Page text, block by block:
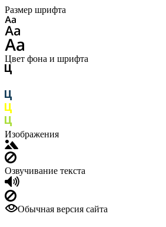
Размер шрифта
Цвет фона и шрифта
Изображения
Озвучивание текста
Обычная версия сайта